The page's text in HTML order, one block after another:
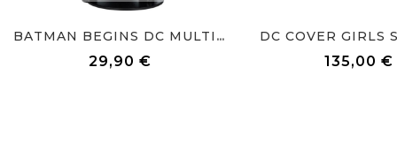
BATMAN BEGINS DC MULTIVERSE...
29,90 €
DC COVER GIRLS
135,00 €